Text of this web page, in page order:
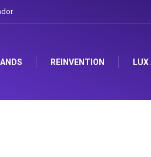
REINVENTION LUX